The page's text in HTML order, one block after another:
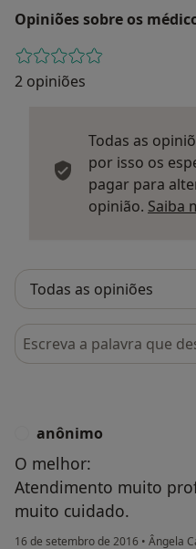
Opiniões sobre os
2 opiniões
Todas as
por isso os
pagar para
opinião. Saiba
Pesquisar em opiniões
anônimo
O melhor:
Atendimento muito
muito cuidado.
16 de setembro de 2016 • Ângela